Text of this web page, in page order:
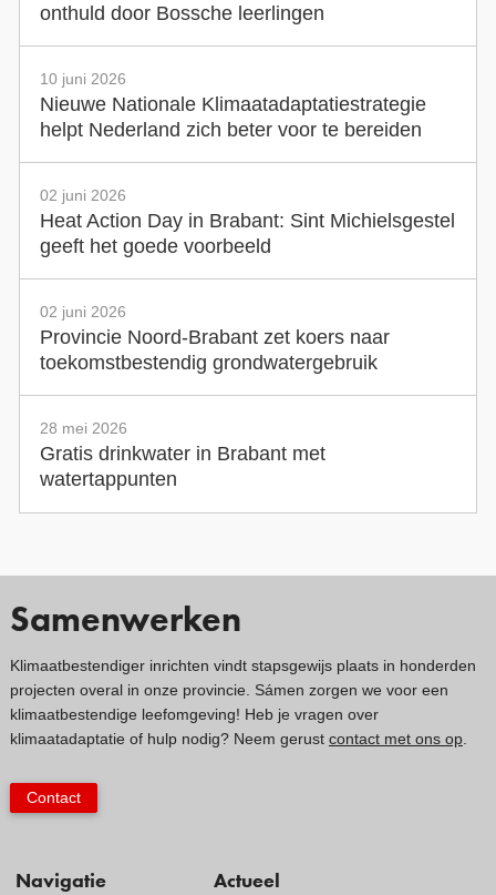
onthuld door Bossche leerlingen
10 juni 2026
Nieuwe Nationale Klimaatadaptatiestrategie
helpt Nederland zich beter voor te bereiden
02 juni 2026
Heat Action Day in Brabant: Sint Michielsgestel
geeft het goede voorbeeld
02 juni 2026
Provincie Noord-Brabant zet koers naar
toekomstbestendig grondwatergebruik
28 mei 2026
Gratis drinkwater in Brabant met
watertappunten
Navigatie Actueel
Samenwerken
Klimaatbestendiger inrichten vindt stapsgewijs plaats in honderden
projecten overal in onze provincie. Sámen zorgen we voor een
klimaatbestendige leefomgeving! Heb je vragen over
klimaatadaptatie of hulp nodig? Neem gerust contact met ons op.
Contact